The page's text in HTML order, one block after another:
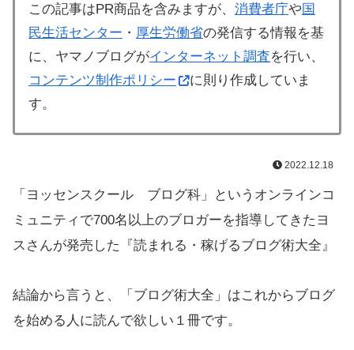
この記事はPR商品を含みますが、 消費者庁や 国
民生活センター ・ 厚生労働省の発信する情報を基
に、ヤマノブログがインターネット調査を行い、
コンテンツ制作ポリシー
に則り作成していま
す。
2022.12.18
「ヨッセンスクール ブログ科」というオンラインコ
ミュニティで700名以上のブロガーを指導してきたヨ
スさんが発売した『読まれる・稼げるブログ術大全』
結論から言うと、「ブログ術大全」はこれからブログ
を始める人に読んで欲しい１冊です。